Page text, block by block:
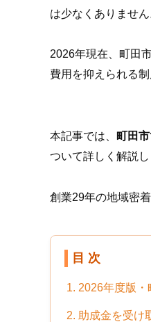
は少なくありません
2026年現在、町田
費用を抑えられる
本記事では、 町田
ついて詳しく解説し
創業29年の地域密
目 次
1. 2026年度版
2. 助成金を受け